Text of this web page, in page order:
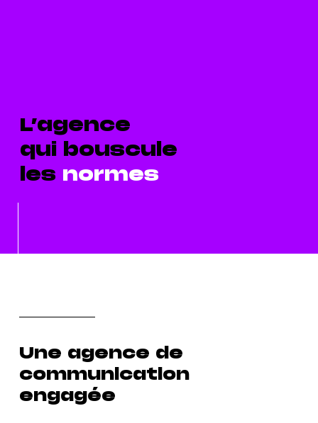
L’agence
qui bouscule
les normes
Une agence de
communication
engagée